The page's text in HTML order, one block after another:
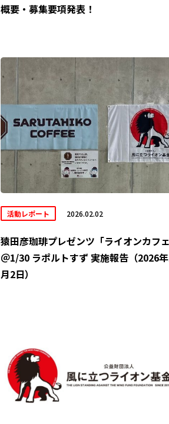
概要・募集要項発表！
活動レポート 2026.02.02
猿田彦珈琲プレゼンツ「ライオンカフェ
＠1/30 ラポルトすず 実施報告（2026
月2日）